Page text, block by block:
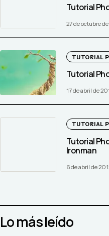
Tutorial
27 de octubre
TUTORIAL
Tutorial
17 de abril de
TUTORIAL
Tutorial
Ironman
6 de abril de
Lo más leído